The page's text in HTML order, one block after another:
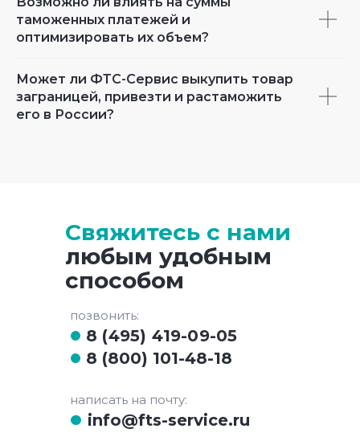
таможенных платежей и
оптимизировать их объем?
Может ли ФТС-Сервис выкупить товар
заграницей, привезти и растаможить
его в России?
info@fts-service.ru
написать на почту:
8 (800) 101-48-18
8 (495) 419-09-05
позвонить:
Свяжитесь с нами
любым удобным
способом